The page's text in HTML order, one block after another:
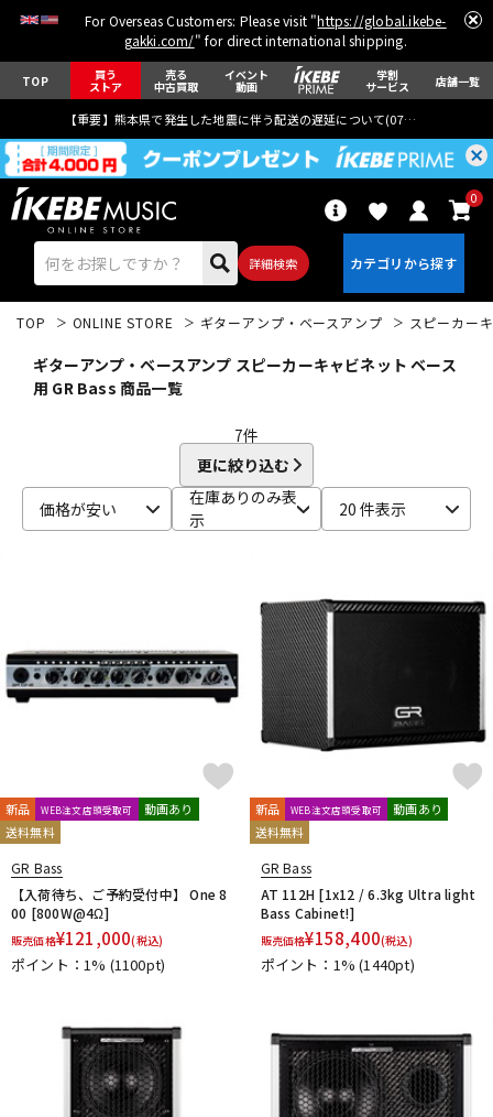
For Overseas Customers: Please visit "https://global.ikebe-
gakki.com/" for direct international shipping.
TOP 買う
ストア
売る
中古買取
イベント
動画
学割
サービス 店舗一覧
【重要】熊本県で発生した地震に伴う配送の遅延について(07月29日
詳細検索
0
ベース ウクレレ
パーカッション
キーボード 電子ピアノ
DJ機器 DTM
配信/ライブ機器 楽器アクセサリ
TOP ONLINE STORE ギターアンプ・ベースアンプ スピーカー
ギターアンプ・ベースアンプ スピーカーキャビネット ベース
用 GR Bass 商品一覧
7件
更に絞り込む
価格が安い
在庫ありのみ表
示
20 件表示
新品 WEB注文店頭受取可
動画あり
送料無料
GR Bass
【入荷待ち、ご予約受付中】 One 8
00 [800W@4Ω]
販売価格¥121,000(税込)
ポイント：1% (1100pt)
新品 WEB注文店頭受取可
動画あり
送料無料
GR Bass
AT 112H [1x12 / 6.3kg Ultra light
Bass Cabinet!]
販売価格¥158,400(税込)
ポイント：1%(1440pt)